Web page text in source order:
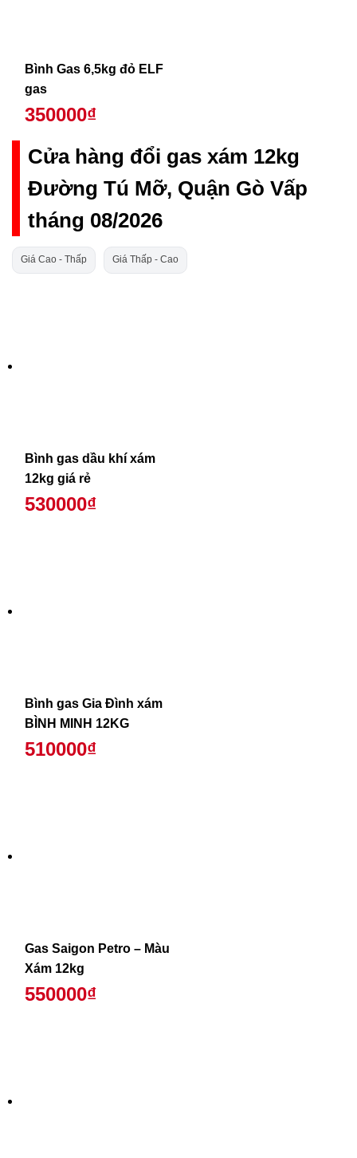
Bình Gas 6,5kg đỏ ELF
gas
350000₫
Cửa hàng đổi gas xám 12kg
Đường Tú Mỡ, Quận Gò Vấp
tháng 08/2026
Giá Cao - Thấp Giá Thấp - Cao
Bình gas dầu khí xám
12kg giá rẻ
530000₫
Bình gas Gia Đình xám
BÌNH MINH 12KG
510000₫
Gas Saigon Petro – Màu
Xám 12kg
550000₫